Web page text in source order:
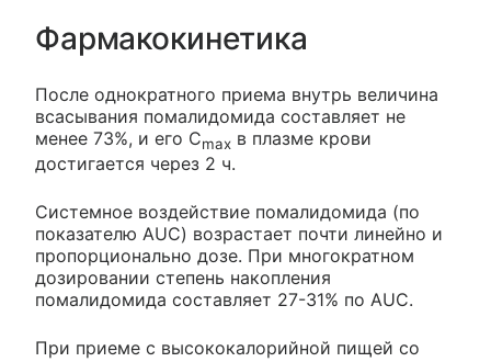
Фармакокинетика
После однократного приема внутрь величина
всасывания помалидомида составляет не
менее 73%, и его Cmax в плазме крови
достигается через 2 ч.
Системное воздействие помалидомида (по
показателю AUC) возрастает почти линейно и
пропорционально дозе. При многократном
дозировании степень накопления
помалидомида составляет 27-31% по AUC.
При приеме с высококалорийной пищей со